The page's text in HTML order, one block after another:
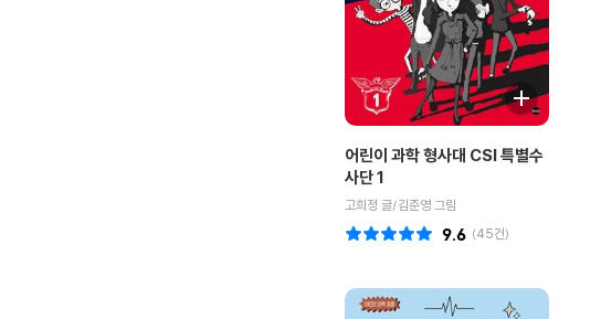
어린이 과학 형사대 CSI 특별수
사단 1
고희정 글/김준영 그림
(45건)
9.6